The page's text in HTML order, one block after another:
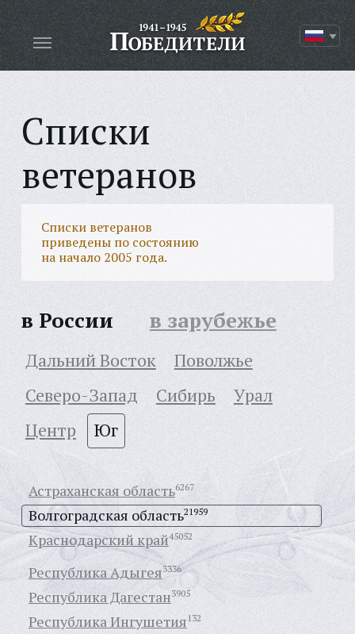
Списки
ветеранов
Списки ветеранов
приведены по состоянию
на начало 2005 года.
в России в зарубежье
Дальний Восток
Поволжье
Северо-Запад
Сибирь
Урал
Центр
Юг
Астраханская область6267
Волгоградская область21959
Краснодарский край45052
Республика Адыгея3336
Республика Дагестан3905
Республика Ингушетия132